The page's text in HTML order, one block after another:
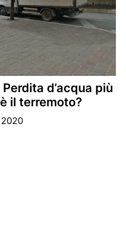
d’acqua più
il terremoto?